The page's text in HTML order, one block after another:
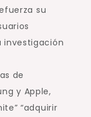
su
investigación
de
y Apple,
“adquirir